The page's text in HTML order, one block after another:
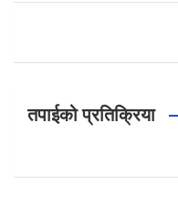
तपाईको प्रतिक्रिया